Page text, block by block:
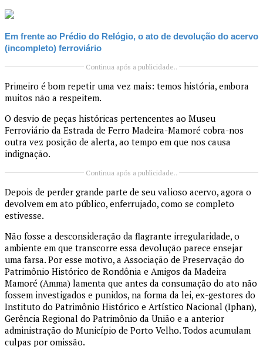
Em frente ao Prédio do Relógio, o ato de devolução do acervo
(incompleto) ferroviário
Continua após a publicidade..
Primeiro é bom repetir uma vez mais: temos história, embora
muitos não a respeitem.
O desvio de peças históricas pertencentes ao Museu
Ferroviário da Estrada de Ferro Madeira-Mamoré cobra-nos
outra vez posição de alerta, ao tempo em que nos causa
indignação.
Continua após a publicidade..
Depois de perder grande parte de seu valioso acervo, agora o
devolvem em ato público, enferrujado, como se completo
estivesse.
Não fosse a desconsideração da flagrante irregularidade, o
ambiente em que transcorre essa devolução parece ensejar
uma farsa. Por esse motivo, a Associação de Preservação do
Patrimônio Histórico de Rondônia e Amigos da Madeira
Mamoré (Amma) lamenta que antes da consumação do ato não
fossem investigados e punidos, na forma da lei, ex-gestores do
Instituto do Patrimônio Histórico e Artístico Nacional (Iphan),
Gerência Regional do Patrimônio da União e a anterior
administração do Município de Porto Velho. Todos acumulam
culpas por omissão.